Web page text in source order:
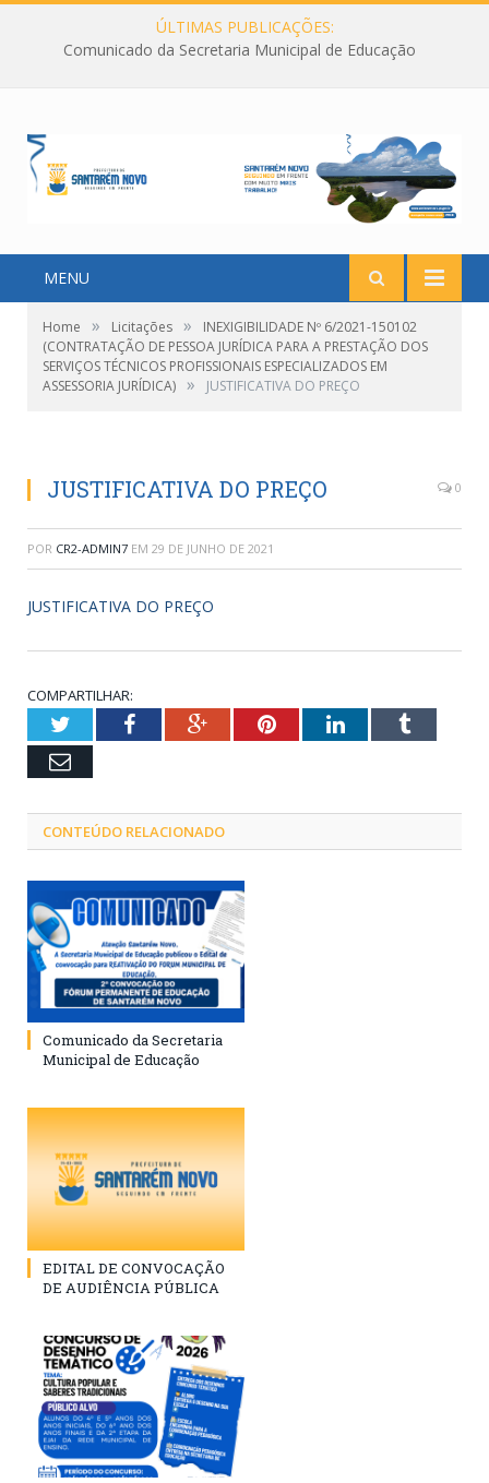
ÚLTIMAS PUBLICAÇÕES:
Comunicado da Secretaria Municipal de Educação
MENU
Home » Licitações »
INEXIGIBILIDADE Nº 6/2021-150102
(CONTRATAÇÃO DE PESSOA JURÍDICA PARA A PRESTAÇÃO DOS
SERVIÇOS TÉCNICOS PROFISSIONAIS ESPECIALIZADOS EM
ASSESSORIA JURÍDICA) » JUSTIFICATIVA DO PREÇO
JUSTIFICATIVA DO PREÇO 0
POR CR2-ADMIN7 EM 29 DE JUNHO DE 2021
JUSTIFICATIVA DO PREÇO
COMPARTILHAR:
TwitterFacebookGoogle+PinterestLinkedInTumblr
Email
CONTEÚDO RELACIONADO
Comunicado da Secretaria
Municipal de Educação
EDITAL DE CONVOCAÇÃO
DE AUDIÊNCIA PÚBLICA